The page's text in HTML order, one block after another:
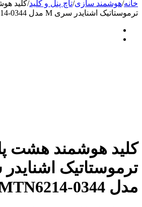
خانه/هوشمند سازی/تاچ پنل و کلید/کلید
ترموستاتیک اشنایدر سری M مدل MTN6214-0344
کلید هوشمند هشت
مدل MTN6214-0344